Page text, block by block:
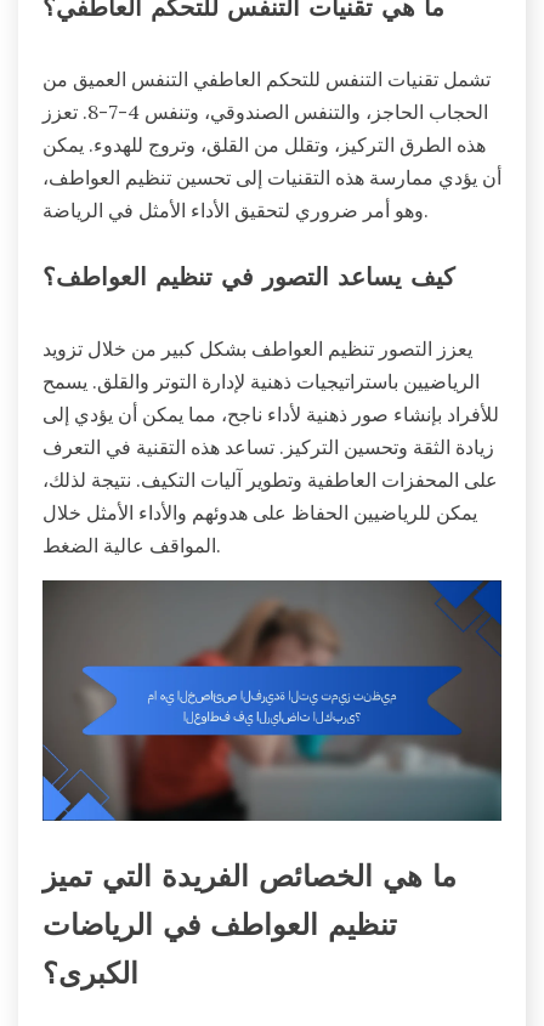
ما هي تقنيات التنفس للتحكم العاطفي؟
تشمل تقنيات التنفس للتحكم العاطفي التنفس العميق من
الحجاب الحاجز، والتنفس الصندوقي، وتنفس 4-7-8. تعزز
هذه الطرق التركيز، وتقلل من القلق، وتروج للهدوء. يمكن
أن يؤدي ممارسة هذه التقنيات إلى تحسين تنظيم العواطف،
وهو أمر ضروري لتحقيق الأداء الأمثل في الرياضة.
كيف يساعد التصور في تنظيم العواطف؟
يعزز التصور تنظيم العواطف بشكل كبير من خلال تزويد
الرياضيين باستراتيجيات ذهنية لإدارة التوتر والقلق. يسمح
للأفراد بإنشاء صور ذهنية لأداء ناجح، مما يمكن أن يؤدي إلى
زيادة الثقة وتحسين التركيز. تساعد هذه التقنية في التعرف
على المحفزات العاطفية وتطوير آليات التكيف. نتيجة لذلك،
يمكن للرياضيين الحفاظ على هدوئهم والأداء الأمثل خلال
المواقف عالية الضغط.
ما هي الخصائص الفريدة التي تميز
تنظيم العواطف في الرياضات
الكبرى؟